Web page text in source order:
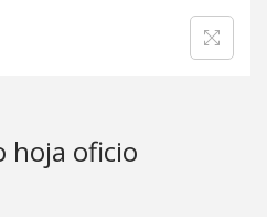
hoja oficio